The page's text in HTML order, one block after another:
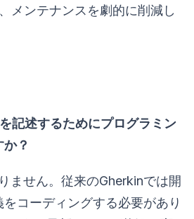
メンテナンスを劇的に削減し
記述するためにプログラミン
？
ません。従来のGherkinでは開
コーディングする必要があり